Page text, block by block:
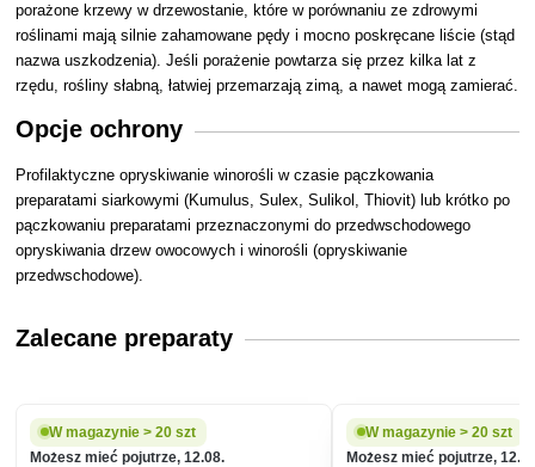
porażone krzewy w drzewostanie, które w porównaniu ze zdrowymi
roślinami mają silnie zahamowane pędy i mocno poskręcane liście (stąd
nazwa uszkodzenia). Jeśli porażenie powtarza się przez kilka lat z
rzędu, rośliny słabną, łatwiej przemarzają zimą, a nawet mogą zamierać.
Opcje ochrony
Profilaktyczne opryskiwanie winorośli w czasie pączkowania
preparatami siarkowymi (Kumulus, Sulex, Sulikol, Thiovit) lub krótko po
pączkowaniu preparatami przeznaczonymi do przedwschodowego
opryskiwania drzew owocowych i winorośli (opryskiwanie
przedwschodowe).
Zalecane preparaty
W magazynie > 20 szt
Możesz mieć pojutrze, 12.08.
W magazynie > 20 szt
Możesz mieć pojutrze,